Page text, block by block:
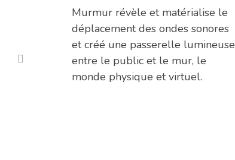
Murmur révèle et matérialise le
déplacement des ondes sonores
et créé une passerelle lumineuse
entre le public et le mur, le
monde physique et virtuel.